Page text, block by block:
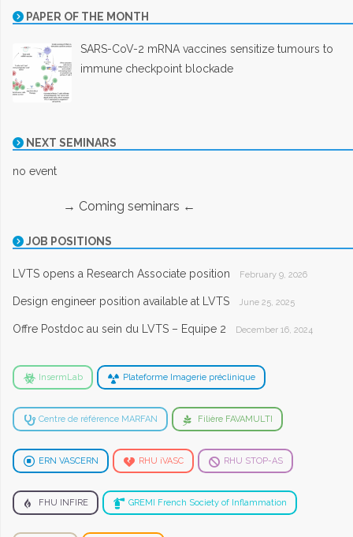
PAPER OF THE MONTH
SARS-CoV-2 mRNA vaccines sensitize tumours to
immune checkpoint blockade
NEXT SEMINARS
no event
→ Coming seminars ←
JOB POSITIONS
LVTS opens a Research Associate position February 9, 2026
Design engineer position available at LVTS June 25, 2025
Offre Postdoc au sein du LVTS – Equipe 2 December 16, 2024
InsermLab Plateforme Imagerie préclinique
Centre de référence MARFAN Filière FAVAMULTI
ERN VASCERN RHU iVASC RHU STOP-AS
FHU INFIRE GREMI French Society of Inflammation